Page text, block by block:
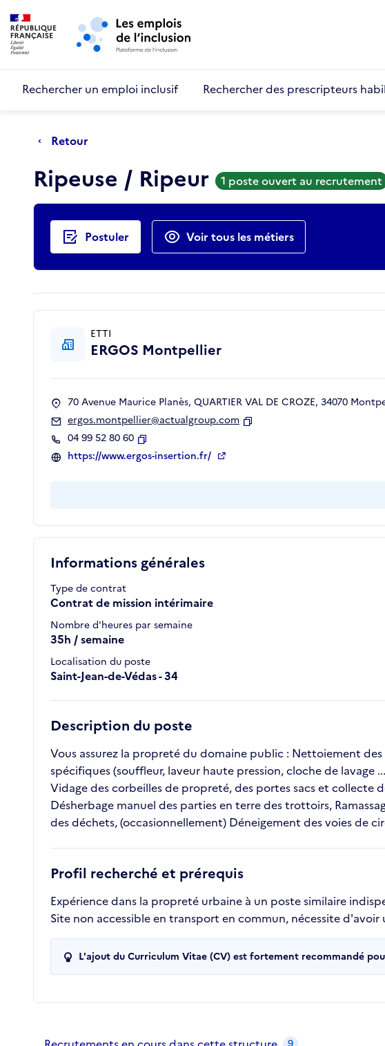
Aller au menu principal
Rechercher un emploi inclusif Rechercher des prescripteurs
Retour
Ripeuse / Ripeur 1 poste ouvert au recrutement
Actions rapides
Postuler Voir tous les métiers
Informations générales
Type de contrat
Contrat de mission intérimaire
Nombre d'heures par semaine
35h / semaine
Localisation du poste
Saint-Jean-de-Védas - 34
Description du poste
Vous assurez la propreté du domaine public : Nettoiement
spécifiques (souffleur, laveur haute pression, cloche de lavage
Vidage des corbeilles de propreté, des portes sacs et collecte
Désherbage manuel des parties en terre des trottoirs,
des déchets, (occasionnellement) Déneigement des voies de
Profil recherché et prérequis
Expérience dans la propreté urbaine à un poste similaire
Site non accessible en transport en commun, nécessite
L'ajout du Curriculum Vitae (CV) est fortement recommandé
ETTI
ERGOS Montpellier
70 Avenue Maurice Planès, QUARTIER VAL DE CROZE, 34070
ergos.montpellier@actualgroup.com
04 99 52 80 60
Copier
https://www.ergos-insertion.fr/
Recrutements de la structure